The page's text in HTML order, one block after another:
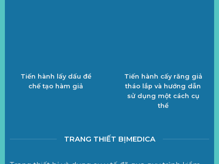
Tiến hành lấy dấu để
chế tạo hàm giả
Tiến hành cấy răng giả
tháo lắp và hướng dẫn
sử dụng một cách cụ
thể
TRANG THIẾT BỊMEDICA